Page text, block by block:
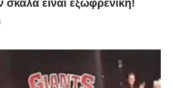
είναι εξωφρενική!